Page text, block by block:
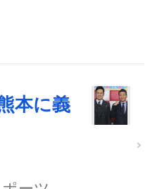
本に義